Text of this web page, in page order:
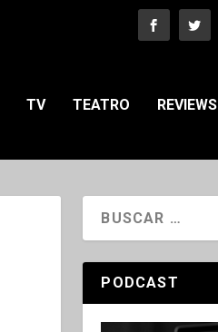
TV TEATRO REVIEWS
PODCAST